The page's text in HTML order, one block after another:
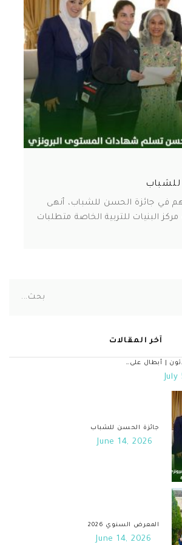
للشباب
في جائزة الحسن للشباب، أنهى
البنيات للتربية الخاصة متطلبات
بحث...
آخر المقالات
| أبطال على…
جائزة الحسن للشباب
June 14, 2026
المعرض السنوي 2026
June 14, 2026